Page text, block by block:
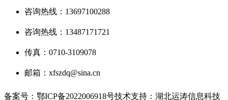
咨询热线：13697100288
咨询热线：13487171721
传真：0710-3109078
邮箱：xfszdq@sina.cn
备案号：鄂ICP备2022006918号技术支持：湖北运涛信息科技